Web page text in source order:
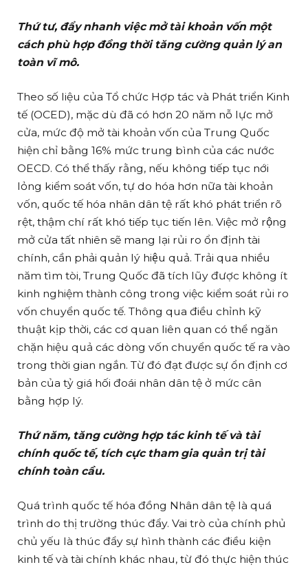
Thứ tư, đẩy nhanh việc mở tài khoản vốn một
cách phù hợp đồng thời tăng cường quản lý an
toàn vĩ mô.
Theo số liệu của Tổ chức Hợp tác và Phát triển Kinh
tế (OCED), mặc dù đã có hơn 20 năm nỗ lực mở
cửa, mức độ mở tài khoản vốn của Trung Quốc
hiện chỉ bằng 16% mức trung bình của các nước
OECD. Có thể thấy rằng, nếu không tiếp tục nới
lỏng kiểm soát vốn, tự do hóa hơn nữa tài khoản
vốn, quốc tế hóa nhân dân tệ rất khó phát triển rõ
rệt, thậm chí rất khó tiếp tục tiến lên. Việc mở rộng
mở cửa tất nhiên sẽ mang lại rủi ro ổn định tài
chính, cần phải quản lý hiệu quả. Trải qua nhiều
năm tìm tòi, Trung Quốc đã tích lũy được không ít
kinh nghiệm thành công trong việc kiểm soát rủi ro
vốn chuyển quốc tế. Thông qua điều chỉnh kỹ
thuật kịp thời, các cơ quan liên quan có thể ngăn
chặn hiệu quả các dòng vốn chuyển quốc tế ra vào
trong thời gian ngắn. Từ đó đạt được sự ổn định cơ
bản của tỷ giá hối đoái nhân dân tệ ở mức cân
bằng hợp lý.
Thứ năm, tăng cường hợp tác kinh tế và tài
chính quốc tế, tích cực tham gia quản trị tài
chính toàn cầu.
Quá trình quốc tế hóa đồng Nhân dân tệ là quá
trình do thị trường thúc đẩy. Vai trò của chính phủ
chủ yếu là thúc đẩy sự hình thành các điều kiện
kinh tế và tài chính khác nhau, từ đó thực hiện thúc